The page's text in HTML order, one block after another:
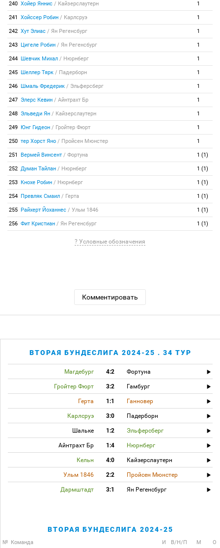
240 Хойер Яннис / Кайзерслаутерн 1
241 Хойссер Робин / Карлсруэ 1
242 Хут Элиас / Ян Регенсбург 1
243 Цигеле Робин / Ян Регенсбург 1
244 Шевчик Михал / Нюрнберг 1
245 Шеллер Тярк / Падерборн 1
246 Шмаль Фредерик / Эльферсберг 1
247 Элерс Кевин / Айнтрахт Бр 1
248 Эльведи Ян / Кайзерслаутерн 1
249 Юнг Гидеон / Гройтер Фюрт 1
250 тер Хорст Яно / Пройсен Мюнстер 1
251 Вермей Винсент / Фортуна 1 (1)
252 Думан Тайлан / Нюрнберг 1 (1)
253 Кнохе Робин / Нюрнберг 1 (1)
254 Превляк Смаил / Герта 1 (1)
255 Райхерт Йоханнес / Ульм 1846 1 (1)
256 Фит Кристиан / Ян Регенсбург 1 (1)
? Условные обозначения
Комментировать
ВТОРАЯ БУНДЕСЛИГА 2024-25 . 34 ТУР
Магдебург 4:2 Фортуна
Гройтер Фюрт 3:2 Гамбург
Герта 1:1 Ганновер
Карлсруэ 3:0 Падерборн
Шальке 1:2 Эльферсберг
Айнтрахт Бр 1:4 Нюрнберг
Кельн 4:0 Кайзерслаутерн
Ульм 1846 2:2 Пройсен Мюнстер
Дармштадт 3:1 Ян Регенсбург
ВТОРАЯ БУНДЕСЛИГА 2024-25
№ Команда И В/Н/П М О